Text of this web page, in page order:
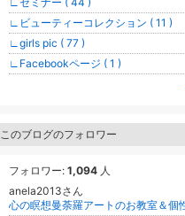
∟ビューティーコレクション ( 11 )
∟girls pic ( 77 )
∟Facebookページ ( 1 )
このブログのフォロワー
フォロワー: 1,094 人
anela2013さん